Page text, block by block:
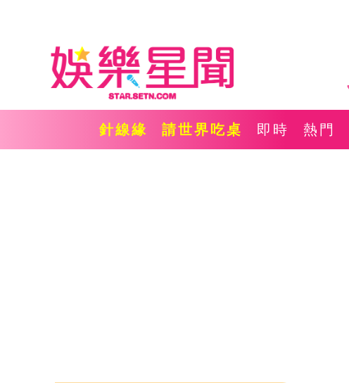
針線緣 請世界吃桌 即時 熱門